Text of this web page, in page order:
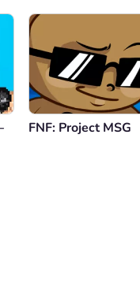
FNF: Project MSG